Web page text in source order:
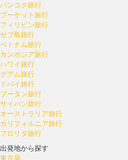
バンコク旅行
プーケット旅行
フィリピン旅行
セブ島旅行
ベトナム旅行
カンボジア旅行
ハワイ旅行
グアム旅行
ドバイ旅行
ブータン旅行
サイパン旅行
オーストラリア旅行
カリフォルニア旅行
フロリダ旅行
出発地から探す
東京発